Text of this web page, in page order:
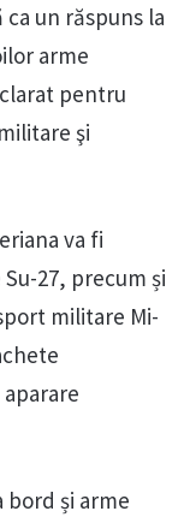
un răspuns la
arme
pentru
şi
va fi
27, precum și
militare Mi-
aparare
bord și arme